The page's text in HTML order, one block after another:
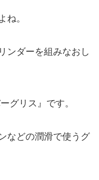
ね。
ンダーを組みなおし
グリス』です。
などの潤滑で使うグ